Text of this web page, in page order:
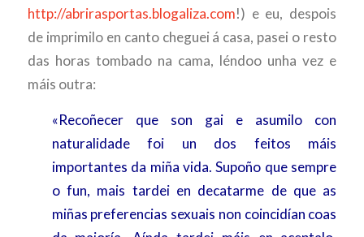
http://abrirasportas.blogaliza.com!) e eu, despois
de imprimilo en canto cheguei á casa, pasei o resto
das horas tombado na cama, léndoo unha vez e
máis outra:
«Recoñecer que son gai e asumilo con
naturalidade foi un dos feitos máis
importantes da miña vida. Supoño que sempre
o fun, mais tardei en decatarme de que as
miñas preferencias sexuais non coincidían coas